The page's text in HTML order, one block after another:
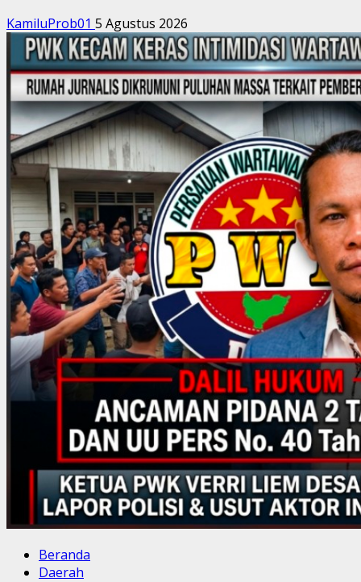
KamiluProb01 5 Agustus 2026
Beranda
Daerah